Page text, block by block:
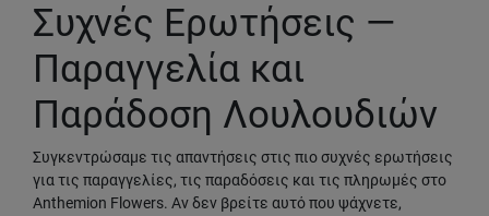
Συχνές Ερωτήσεις —
Παραγγελία και
Παράδοση Λουλουδιών
Συγκεντρώσαμε τις απαντήσεις στις πιο συχνές ερωτήσεις
για τις παραγγελίες, τις παραδόσεις και τις πληρωμές στο
Anthemion Flowers. Αν δεν βρείτε αυτό που ψάχνετε,